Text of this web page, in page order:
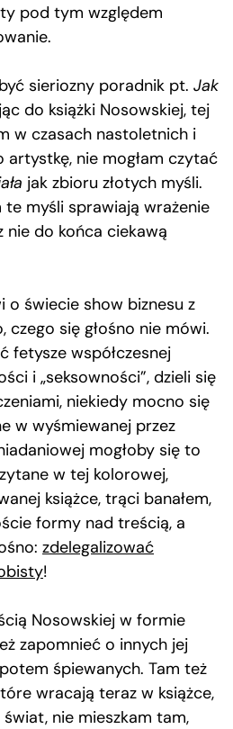
pod tym względem
sieriozny poradnik pt. Jak
do książki Nosowskiej, tej
w czasach nastoletnich i
artystkę, nie mogłam czytać
jak zbioru złotych myśli.
te myśli sprawiają wrażenie
nie do końca ciekawą
o świecie show biznesu z
się głośno nie mówi.
fetysze współczesnej
i „seksowności”, dzieli się
niekiedy mocno się
w wyśmiewanej przez
mogłoby się to
w tej kolorowej,
książce, trąci banałem,
formy nad treścią, a
zdelegalizować
!
Nosowskiej w formie
zapomnieć o innych jej
śpiewanych. Tam też
wracają teraz w książce,
świat, nie mieszkam tam,